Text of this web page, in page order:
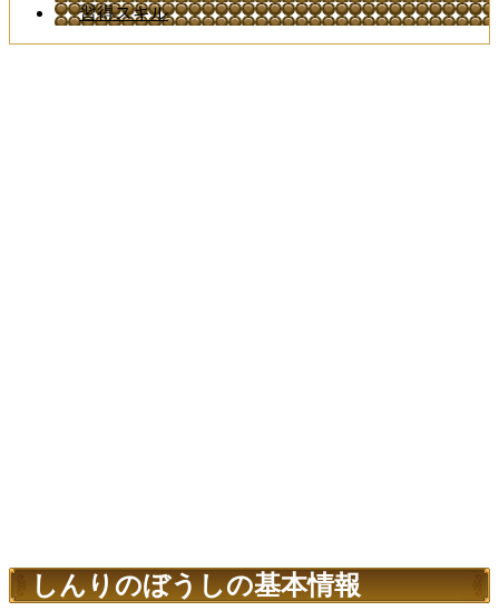
習得スキル
しんりのぼうしの基本情報